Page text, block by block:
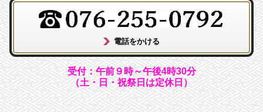
受付：午前９時～午後4時30分
（土・日・祝祭日は定休日）